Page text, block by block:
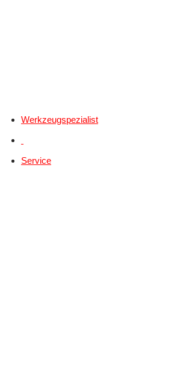
Werkzeugspezialist
Service